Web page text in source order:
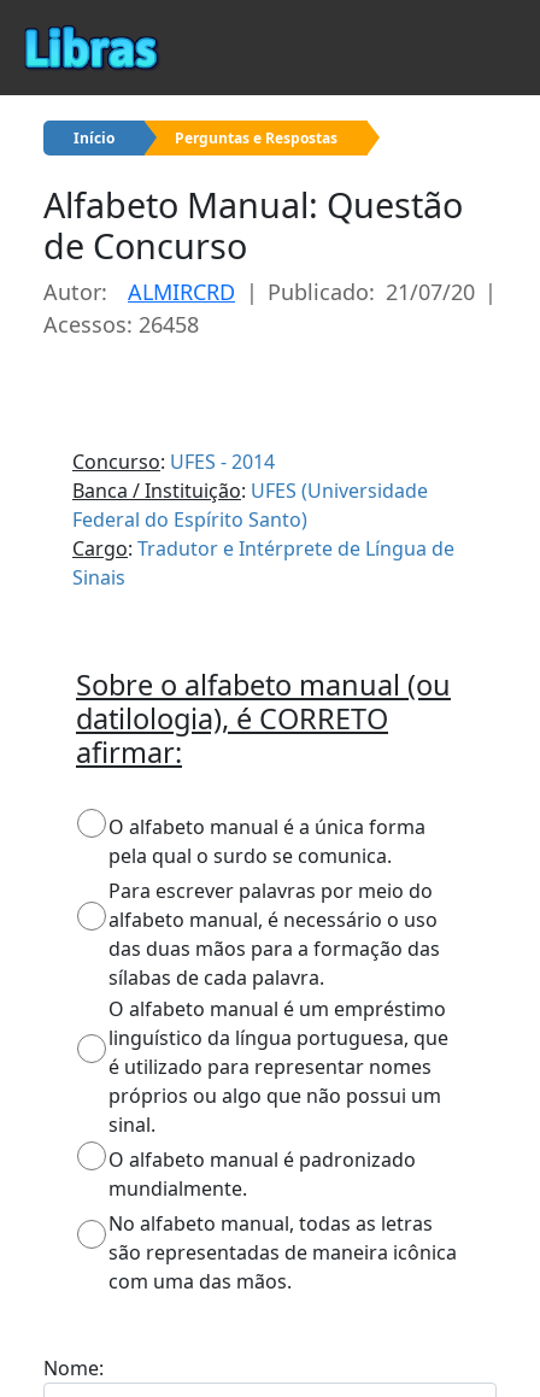
Início Perguntas e Respostas
Alfabeto Manual: Questão
de Concurso
Autor: ALMIRCRD | Publicado: 21/07/20 |
Acessos: 26458
Concurso: UFES - 2014
Banca / Instituição: UFES (Universidade
Federal do Espírito Santo)
Cargo: Tradutor e Intérprete de Língua de
Sinais
Sobre o alfabeto manual (ou
datilologia), é CORRETO
afirmar:
O alfabeto manual é a única forma
pela qual o surdo se comunica.
Para escrever palavras por meio do
alfabeto manual, é necessário o uso
das duas mãos para a formação das
sílabas de cada palavra.
O alfabeto manual é um empréstimo
linguístico da língua portuguesa, que
é utilizado para representar nomes
próprios ou algo que não possui um
sinal.
O alfabeto manual é padronizado
mundialmente.
No alfabeto manual, todas as letras
são representadas de maneira icônica
com uma das mãos.
Nome: